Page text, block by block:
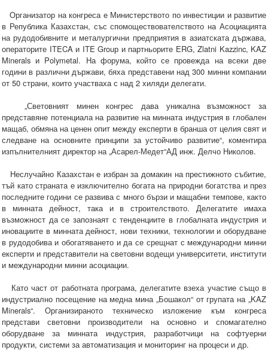
Организатор на конгреса е Министерството по инвестиции и развитие
в Република Казахстан, със спомоществователството на Асоциацията
на рудодобивните и металургични предприятия в азиатската държава,
операторите ITECA и ITE Grouр и партньорите ЕRG, Zlatni Kazzinc, KAZ
Minerals и Polymetal. На форума, който се провежда на всеки две
години в различни държави, бяха представени над 300 минни компании
от 50 страни, които участваха с над 2 хиляди делегати.
„Световният минен конгрес дава уникална възможност за
представяне потенциала на развитие на минната индустрия в глобален
мащаб, обмяна на ценен опит между експерти в бранша от целия свят и
следване на основните принципи за устойчиво развитие“, коментира
изпълнителният директор на „Асарел-Медет“АД инж. Делчо Николов.
Неслучайно Казахстан е избран за домакин на престижното събитие,
тъй като страната е изключително богата на природни богатства и през
последните години се развива с много бързи и мащабни темпове, както
в минната дейност, така и в строителството. Делегатите имаха
възможност да се запознаят с тенденциите в глобалната индустрия и
иновациите в минната дейност, нови техники, технологии и оборудване
в рудодобива и обогатяването и да се срещнат с международни минни
експерти и представители на световни водещи университети, институти
и международни минни асоциации.
Като част от работната програма, делегатите взеха участие също в
индустриално посещение на медна мина „Бошакол“ от групата на „KAZ
Minerals“. Организираното техническо изложение към конгреса
представи световни производители на основно и спомагателно
оборудване за минната индустрия, разработчици на софтуерни
продукти, системи за автоматизация и мониторинг на процеси и др.